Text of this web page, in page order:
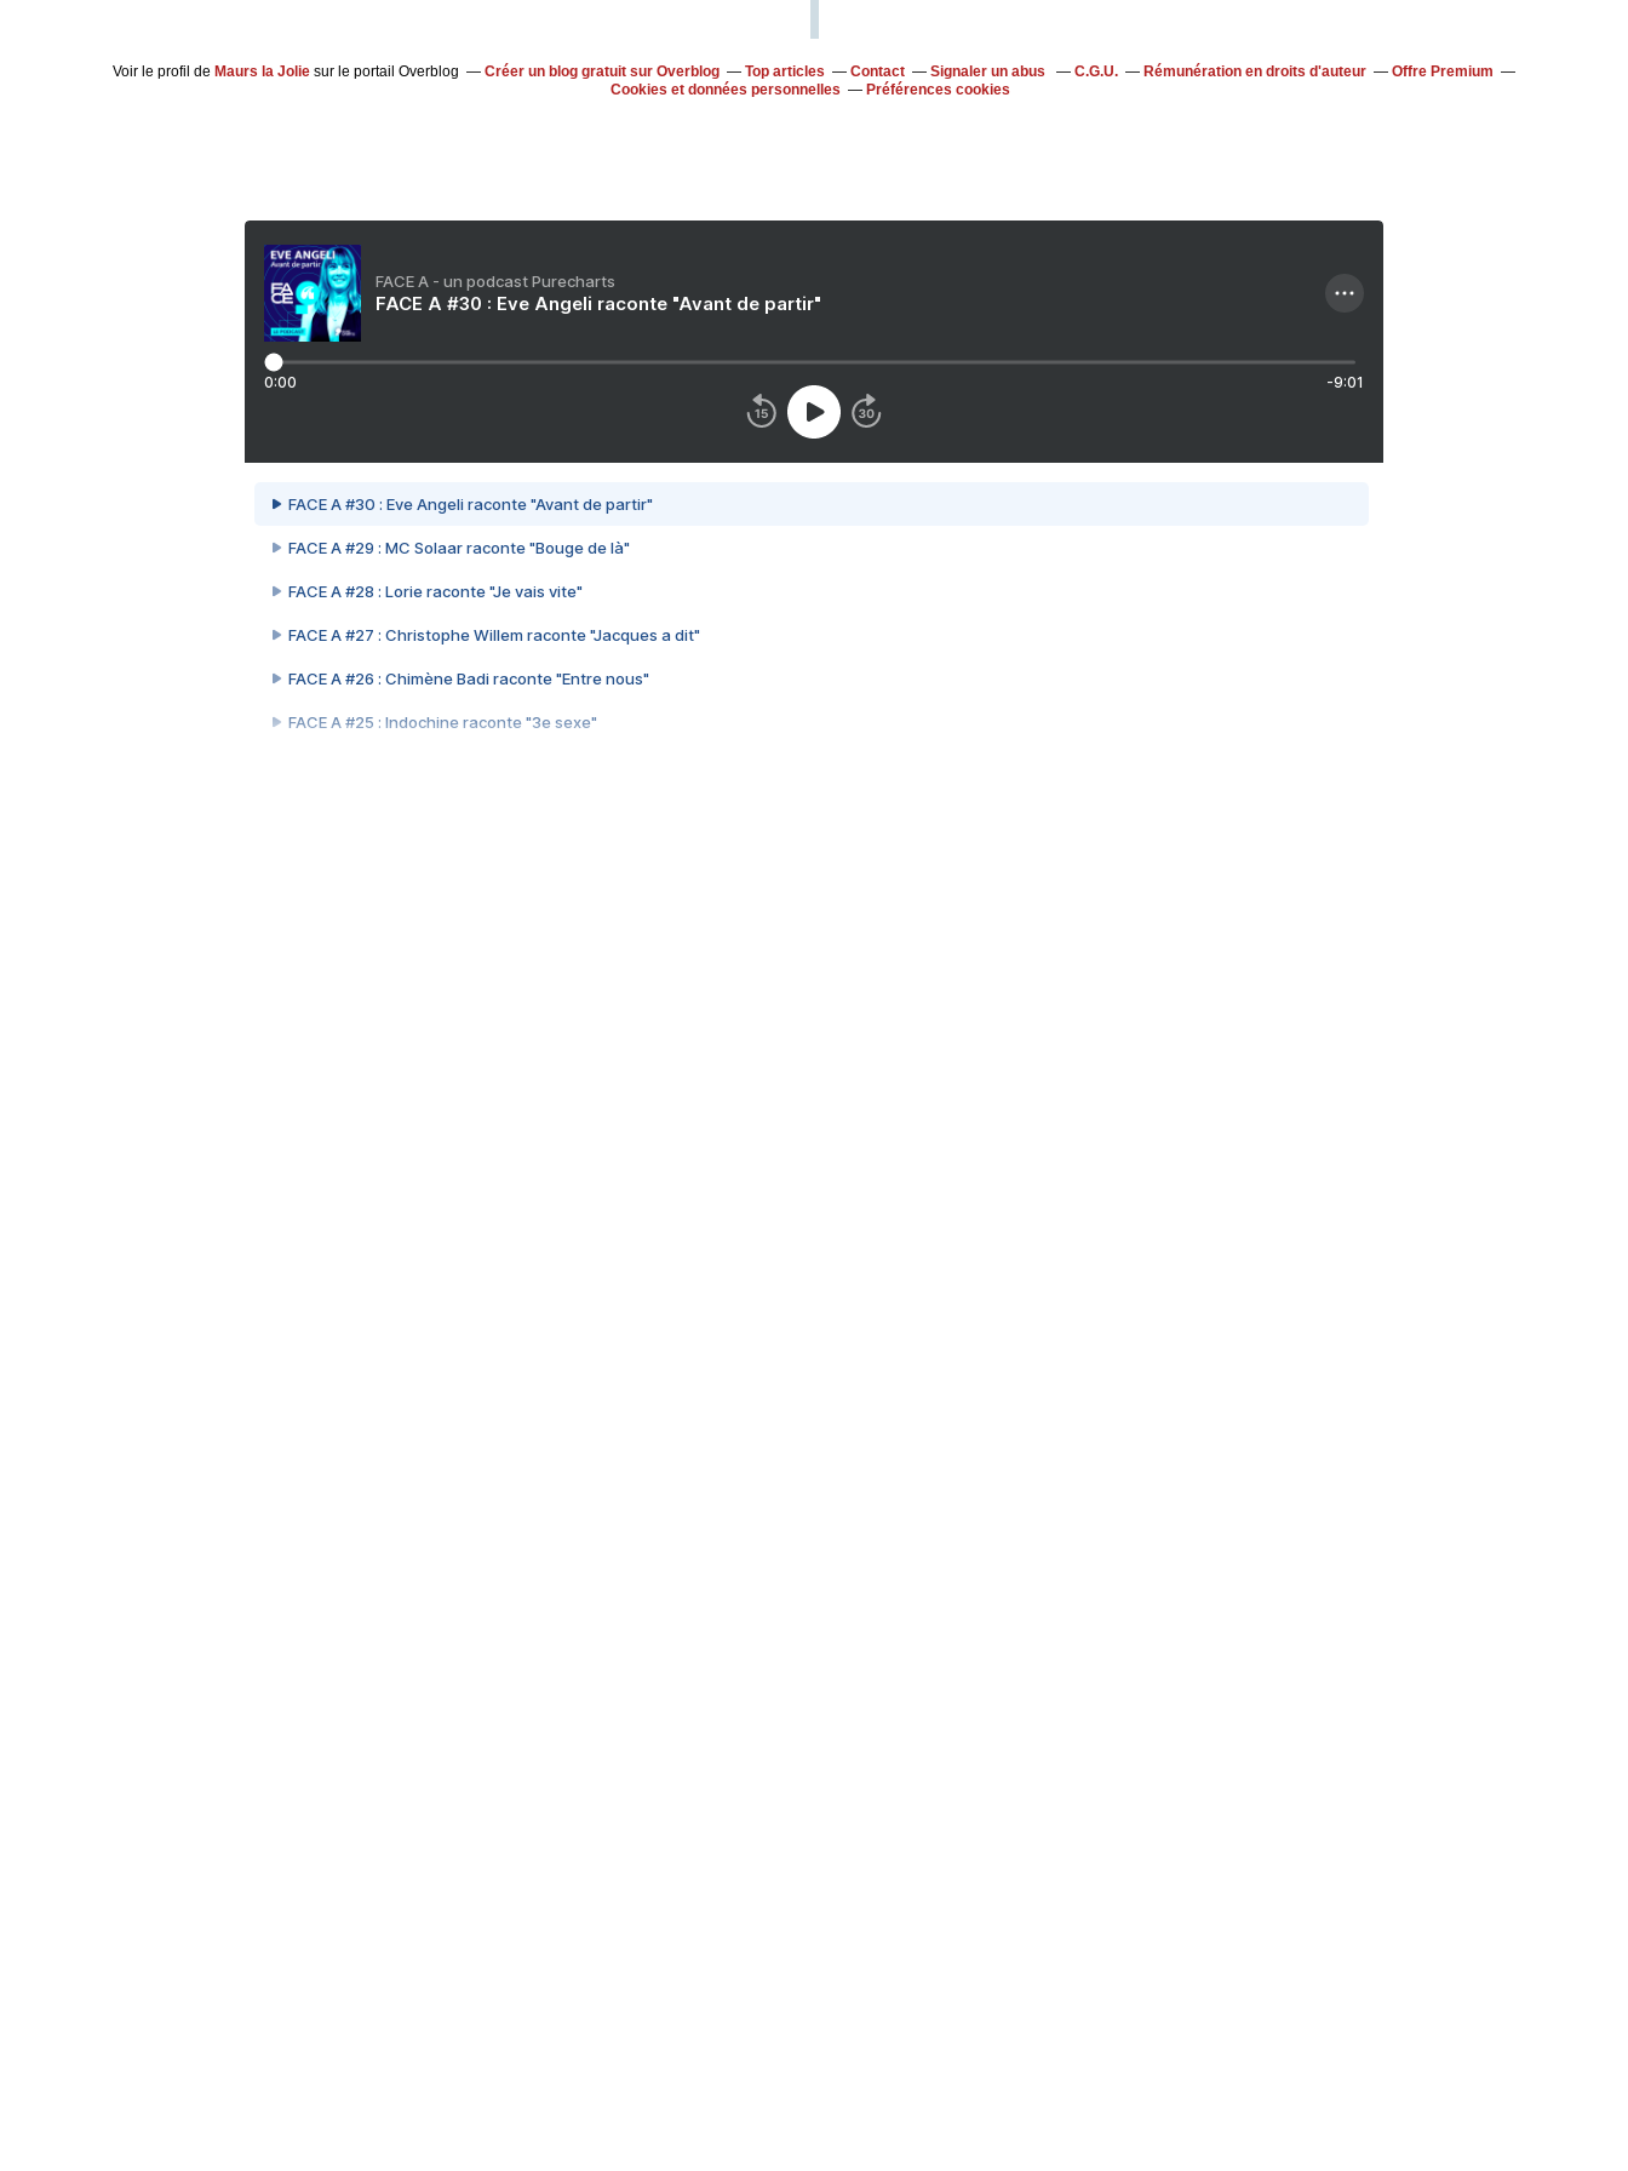
Voir le profil de Maurs la Jolie sur le portail Overblog Créer un blog gratuit sur Overblog Top articles Contact Signaler un abus C.G.U. Rémunération en droits d'auteur
Offre Premium
Cookies et données personnelles
Préférences cookies
FACE A - un podcast Purecharts
FACE A #30 : Eve Angeli raconte "Avant de partir"
0:00 -9:01
FACE A #30 : Eve Angeli raconte "Avant de partir"
FACE A #29 : MC Solaar raconte "Bouge de là"
FACE A #28 : Lorie raconte "Je vais vite"
FACE A #27 : Christophe Willem raconte "Jacques a dit"
FACE A #26 : Chimène Badi raconte "Entre nous"
FACE A #25 : Indochine raconte "3e sexe"